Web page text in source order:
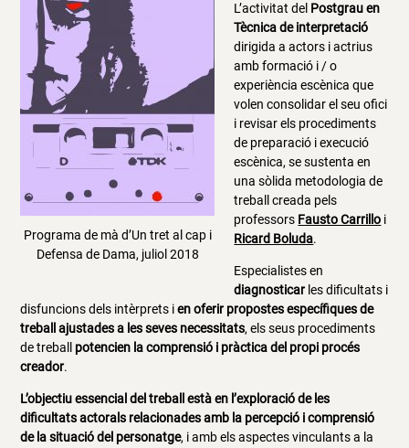
Programa de mà d’Un tret al cap i
Defensa de Dama, juliol 2018
L’activitat del Postgrau en
Tècnica de interpretació
dirigida a actors i actrius
amb formació i / o
experiència escènica que
volen consolidar el seu ofici
i revisar els procediments
de preparació i execució
escènica, se sustenta en
una sòlida metodologia de
treball creada pels
professors Fausto Carrillo i
Ricard Boluda.
Especialistes en
diagnosticar les dificultats i
disfuncions dels intèrprets ien oferir propostes específiques de
treball ajustades a les seves necessitats, els seus procediments
de treball potencien la comprensió i pràctica del propi procés
creador.
L’objectiu essencial del treball està en l’exploració de les
dificultats actorals relacionades amb la percepció i comprensió
de la situació del personatge, i amb els aspectes vinculants a la